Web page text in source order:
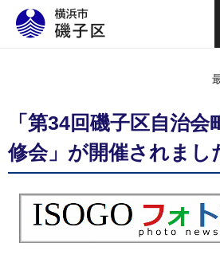
「第34回磯子区自治
修会」が開催されまし